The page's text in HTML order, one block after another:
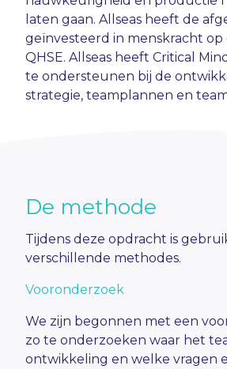
laten gaan. Allseas heeft de
geïnvesteerd in menskracht op
QHSE. Allseas heeft Critical
te ondersteunen bij de
strategie, teamplannen en
De methode
Tijdens deze opdracht is
verschillende methodes.
Vooronderzoek
We zijn begonnen met een
zo te onderzoeken waar het
ontwikkeling en welke vragen